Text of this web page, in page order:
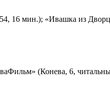
16 мин.); «Ивашка из
(Конева, 6,